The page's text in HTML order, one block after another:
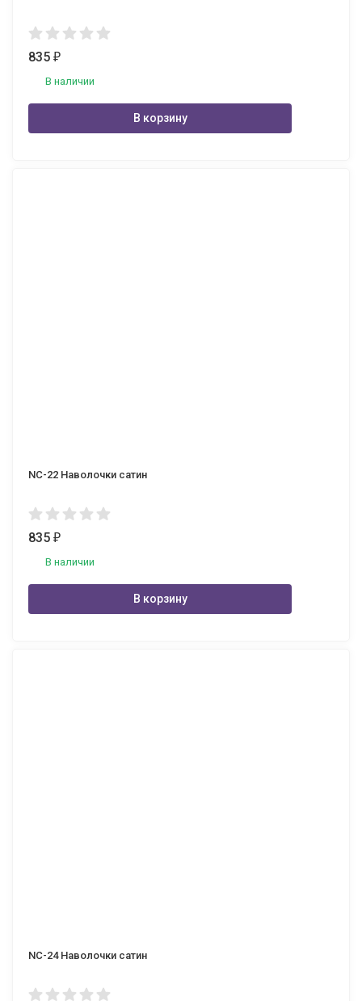
835₽
В наличии
В корзину
NC-22 Наволочки сатин
835₽
В наличии
В корзину
NC-24 Наволочки сатин